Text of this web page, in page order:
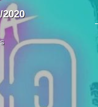
2020